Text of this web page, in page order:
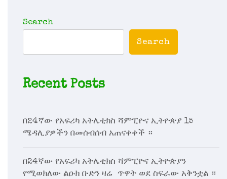
Search
Search
Recent Posts
በ24ኛው የአፍሪካ አትሌቲክስ ሻምፒዮና ኢትዮጵያ 15
ሜዳሊያዎችን በመሰብሰብ አጠናቀቀች ።
በ24ኛው የአፍሪካ አትሌቲክስ ሻምፒዮና ኢትዮጵያን
የሚወክለው ልዑክ ቡድን ዛሬ ጥዋት ወደ ስፍራው አቅንቷል ።